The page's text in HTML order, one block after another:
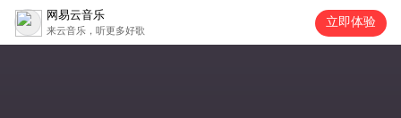
网易云音乐
来云音乐，听更多好歌
立即体验